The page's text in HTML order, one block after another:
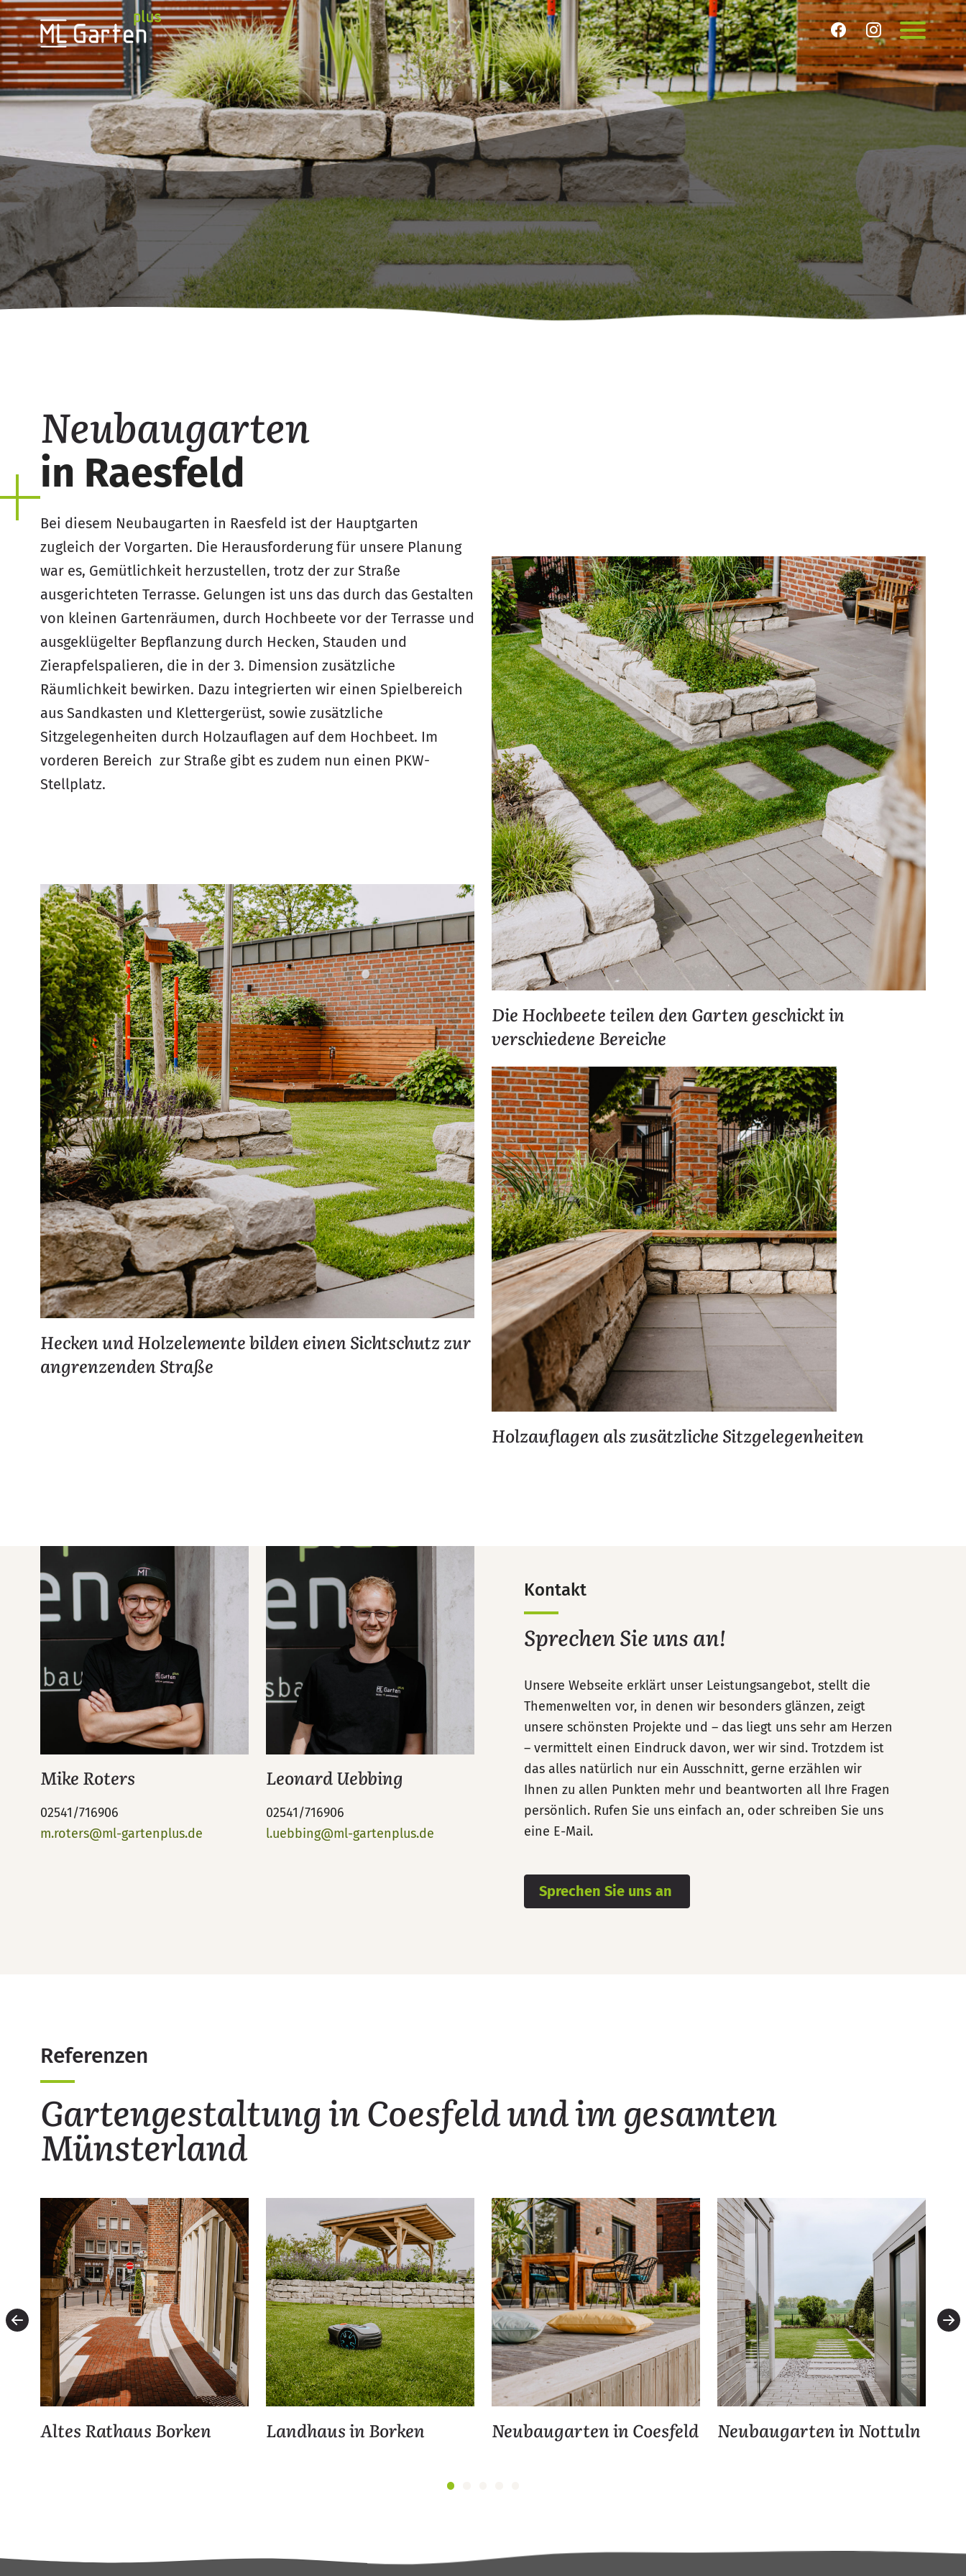
Neubaugarten
in Raesfeld
Bei diesem Neubaugarten in Raesfeld ist der Hauptgarten
zugleich der Vorgarten. Die Herausforderung für unsere Planung
war es, Gemütlichkeit herzustellen, trotz der zur Straße
ausgerichteten Terrasse. Gelungen ist uns das durch das Gestalten
von kleinen Gartenräumen, durch Hochbeete vor der Terrasse und
ausgeklügelter Bepflanzung durch Hecken, Stauden und
Zierapfelspalieren, die in der 3. Dimension zusätzliche
Räumlichkeit bewirken. Dazu integrierten wir einen Spielbereich
aus Sandkasten und Klettergerüst, sowie zusätzliche
Sitzgelegenheiten durch Holzauflagen auf dem Hochbeet. Im
vorderen Bereich zur Straße gibt es zudem nun einen PKW-
Stellplatz.
Die Hochbeete teilen den Garten geschickt in
verschiedene Bereiche
Hecken und Holzelemente bilden einen Sichtschutz zur
angrenzenden Straße
Holzauflagen als zusätzliche Sitzgelegenheiten
Mike Roters
02541/716906
m.roters@ml-gartenplus.de
Leonard Uebbing
02541/716906
l.uebbing@ml-gartenplus.de
Kontakt
Sprechen Sie uns an!
Unsere Webseite erklärt unser Leistungsangebot, stellt die
Themenwelten vor, in denen wir besonders glänzen, zeigt
unsere schönsten Projekte und – das liegt uns sehr am Herzen
– vermittelt einen Eindruck davon, wer wir sind. Trotzdem ist
das alles natürlich nur ein Ausschnitt, gerne erzählen wir
Ihnen zu allen Punkten mehr und beantworten all Ihre Fragen
persönlich. Rufen Sie uns einfach an, oder schreiben Sie uns
eine E-Mail.
Sprechen Sie uns an
Referenzen
Gartengestaltung in Coesfeld und im gesamten
Münsterland
Altes Rathaus Borken Landhaus in Borken Neubaugarten in Coesfeld Neubaugarten in Nottuln